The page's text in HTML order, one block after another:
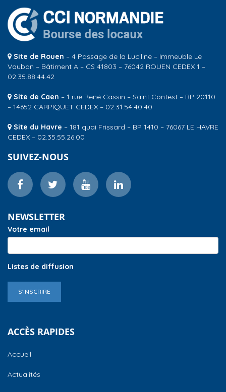
Site de Rouen – 4 Passage de la Luciline – Immeuble Le
Vauban – Bâtiment A – CS 41803 – 76042 ROUEN CEDEX 1 –
02.35.88.44.42
Site de Caen – 1 rue René Cassin – Saint Contest – BP 20110
– 14652 CARPIQUET CEDEX – 02.31.54.40.40
Site du Havre – 181 quai Frissard – BP 1410 – 76067 LE HAVRE
CEDEX – 02.35.55.26.00
SUIVEZ-NOUS
NEWSLETTER
Votre email
Listes de diffusion
S'INSCRIRE
ACCÈS RAPIDES
Accueil
Actualités